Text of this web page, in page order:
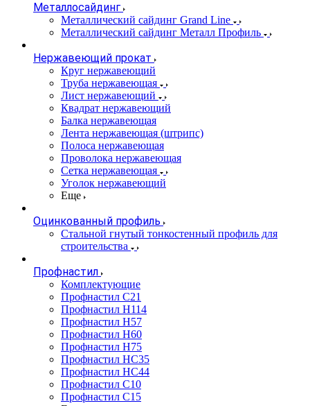
Металлосайдинг
Металлический сайдинг Grand Line
Металлический сайдинг Металл Профиль
Нержавеющий прокат
Круг нержавеющий
Труба нержавеющая
Лист нержавеющий
Квадрат нержавеющий
Балка нержавеющая
Лента нержавеющая (штрипс)
Полоса нержавеющая
Проволока нержавеющая
Сетка нержавеющая
Уголок нержавеющий
Еще
Оцинкованный профиль
Стальной гнутый тонкостенный профиль для
строительства
Профнастил
Комплектующие
Профнастил C21
Профнастил Н114
Профнастил Н57
Профнастил Н60
Профнастил Н75
Профнастил НС35
Профнастил НС44
Профнастил С10
Профнастил С15